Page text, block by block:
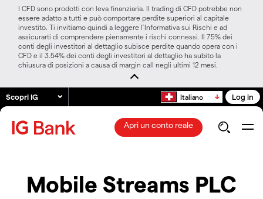
I CFD sono prodotti con leva finanziaria. Il trading di CFD potrebbe non
essere adatto a tutti e può comportare perdite superiori al capitale
investito. Ti invitiamo quindi a leggere l’Informativa sui Rischi e ad
assicurarti di comprendere pienamente i rischi connessi. Il 75% dei
conti degli investitori al dettaglio subisce perdite quando opera con i
CFD e il 3.54% dei conti degli investitori al dettaglio ha subito la
chiusura di posizioni a causa di margin call negli ultimi 12 mesi.
Scopri IG Italiano Log in
Apri un conto reale
Mobile Streams PLC